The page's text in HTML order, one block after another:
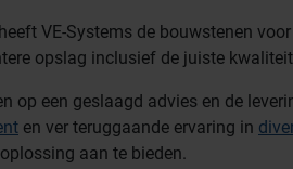
VE-Systems de bouwstenen
opslag inclusief de juiste
op een geslaagd advies en de
en ver teruggaande ervaring in
aan te bieden.